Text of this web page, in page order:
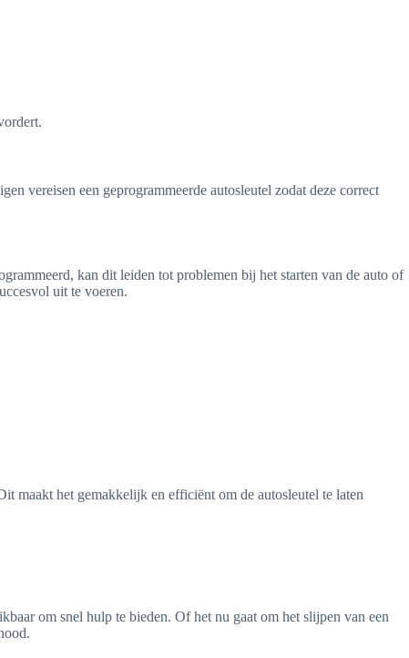
vereisen een geprogrammeerde autosleutel zodat deze correct
kan dit leiden tot problemen bij het starten van de auto of
uit te voeren.
maakt het gemakkelijk en efficiënt om de autosleutel te laten
om snel hulp te bieden. Of het nu gaat om het slijpen van een